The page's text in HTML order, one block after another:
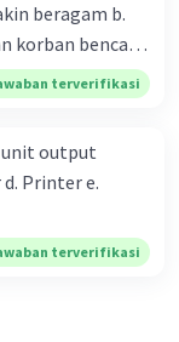
beragam b.
korban bencana
masyarakat
terverifikasi
unit output
Printer e.
terverifikasi